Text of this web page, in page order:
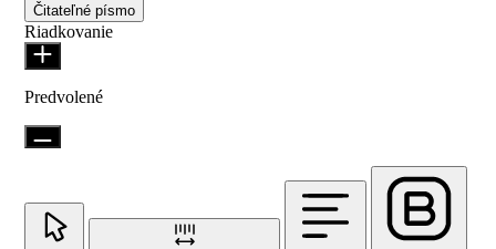
Čitateľné písmo
Riadkovanie
Predvolené